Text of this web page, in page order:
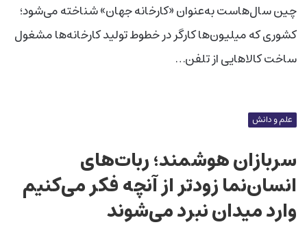
چین سال‌هاست به‌عنوان «کارخانه جهان» شناخته می‌شود؛
کشوری که میلیون‌ها کارگر در خطوط تولید کارخانه‌ها مشغول
ساخت کالاهایی از تلفن…
علم و دانش
سربازان هوشمند؛ ربات‌های
انسان‌نما زودتر از آنچه فکر می‌کنیم
وارد میدان نبرد می‌شوند